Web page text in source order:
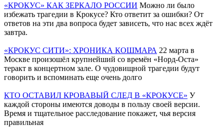
«КРОКУС» КАК ЗЕРКАЛО РОССИИ Можно ли было
избежать трагедии в Крокусе? Кто ответит за ошибки? От
ответов на эти два вопроса будет зависеть, что нас всех ждёт
завтра.
«КРОКУС СИТИ»: ХРОНИКА КОШМАРА 22 марта в
Москве произошёл крупнейший со времён «Норд-Оста»
теракт в концертном зале. О чудовищной трагедии будут
говорить и вспоминать еще очень долго
КТО ОСТАВИЛ КРОВАВЫЙ СЛЕД В «КРОКУСЕ» У
каждой стороны имеются доводы в пользу своей версии.
Время и тщательное расследование покажет, чья версия
правильная